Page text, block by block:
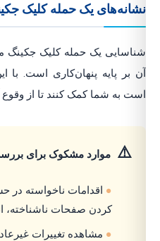
یک حمله کلیک
یک حمله کلیک جکینگ
بر پایه پنهان‌کاری است. با این
به شما کمک کنند تا از وقوع آن
موارد مشکوک برای بررسی:
اقدامات ناخواسته در حساب
کردن صفحات ناشناخته،
مشاهده تغییرات غیرعادی